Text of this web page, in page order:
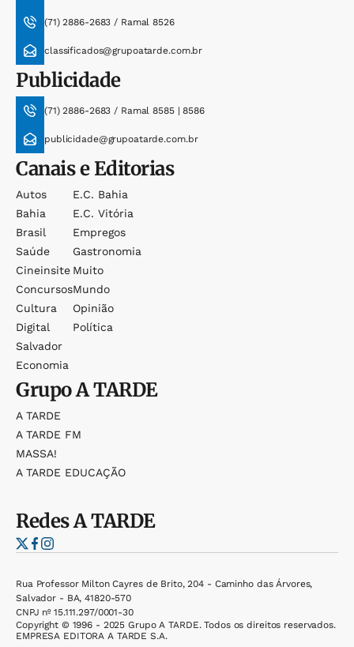
(71) 2886-2683 / Ramal 8526
classificados@grupoatarde.com.br
Publicidade
(71) 2886-2683 / Ramal 8585 | 8586
publicidade@grupoatarde.com.br
Canais e Editorias
Autos
Bahia
Brasil
Saúde
Cineinsite
Concursos
Cultura
Digital
Salvador
Economia
E.c. Bahia
E.c. Vitória
Empregos
Gastronomia
Muito
Mundo
Opinião
Política
GrupoA TARDE
A TARDE
A TARDE FM
MASSA!
A TARDE EDUCAÇÃO
RedesA TARDE
Rua Professor Milton Cayres de Brito, 204 - Caminho das Árvores,
Salvador - BA, 41820-570
CNPJ nº 15.111.297/0001-30
Copyright © 1996 - 2025 Grupo A TARDE. Todos os direitos reservados.
EMPRESA EDITORA A TARDE S.A.